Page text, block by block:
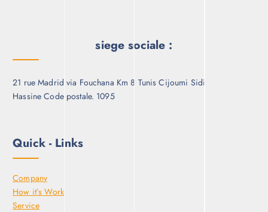
siege sociale :
21 rue Madrid via Fouchana Km 8 Tunis Cijoumi Sidi
Hassine Code postale. 1095
Quick - Links
Company
How it’s Work
Service